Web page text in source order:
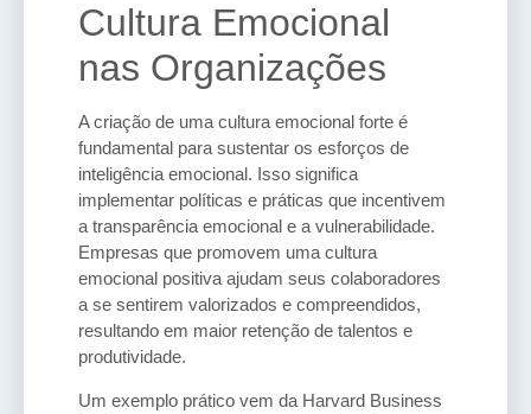
Cultura Emocional
nas Organizações
A criação de uma cultura emocional forte é
fundamental para sustentar os esforços de
inteligência emocional. Isso significa
implementar políticas e práticas que incentivem
a transparência emocional e a vulnerabilidade.
Empresas que promovem uma cultura
emocional positiva ajudam seus colaboradores
a se sentirem valorizados e compreendidos,
resultando em maior retenção de talentos e
produtividade.
Um exemplo prático vem da Harvard Business